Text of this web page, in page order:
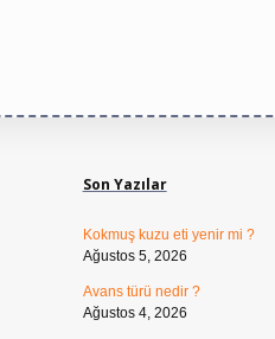
Son Yazılar
Kokmuş kuzu eti yenir mi ?
Ağustos 5, 2026
Avans türü nedir ?
Ağustos 4, 2026